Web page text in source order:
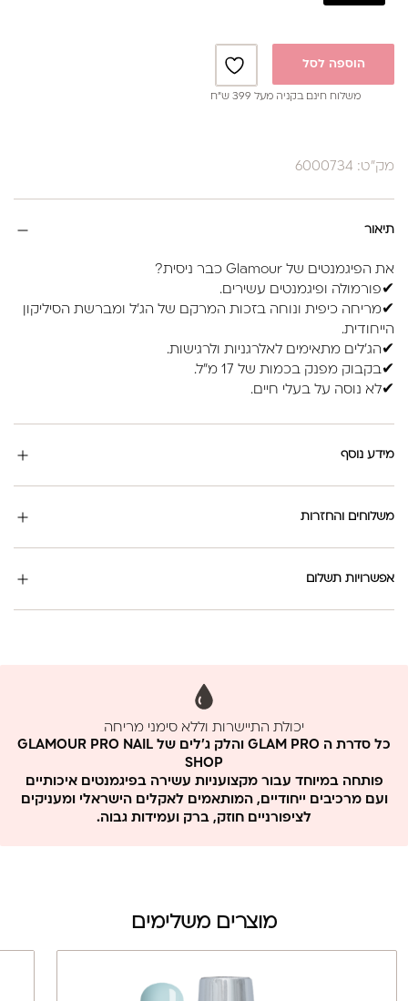
הוספה לסל
משלוח חינם בקניה מעל 399 ש”ח
מק"ט: 6000734
תיאור
את הפיגמנטים של Glamour כבר ניסית?
✔פורמולה ופיגמנטים עשירים.
✔מריחה כיפית ונוחה בזכות המרקם של הג'ל ומברשת הסיליקון
הייחודית.
✔הג'לים מתאימים לאלרגניות ולרגישות.
✔בקבוק מפנק בכמות של 17 מ"ל.
✔לא נוסה על בעלי חיים.
מידע נוסף
משלוחים והחזרות
אפשרויות תשלום
יכולת התיישרות וללא סימני מריחה
כל סדרת ה GLAM PRO והלק ג'לים של GLAMOUR PRO NAIL
SHOP
פותחה במיוחד עבור מקצועניות עשירה בפיגמנטים איכותיים
ועם מרכיבים ייחודיים, המותאמים לאקלים הישראלי ומעניקים
לציפורניים חוזק, ברק ועמידות גבוה.
מוצרים משלימים